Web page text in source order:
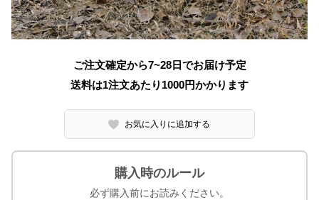
ご注文確定から7~28日でお届け予定
送料は1注文あたり 1000円かかります
お気に入りに追加する
購入時のルール
必ず購入前にお読みください。